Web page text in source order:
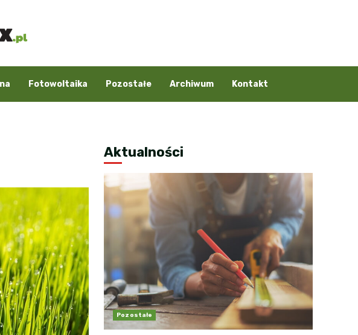
Fotowoltaika Pozostałe Archiwum Kontakt
Aktualności
Pozostałe